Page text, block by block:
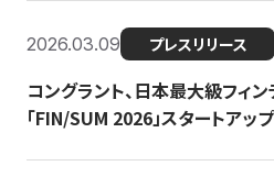
2026.03.09 プレスリリース
コングラント、日本最大級フィ
「FIN/SUM 2026」スタートアッ